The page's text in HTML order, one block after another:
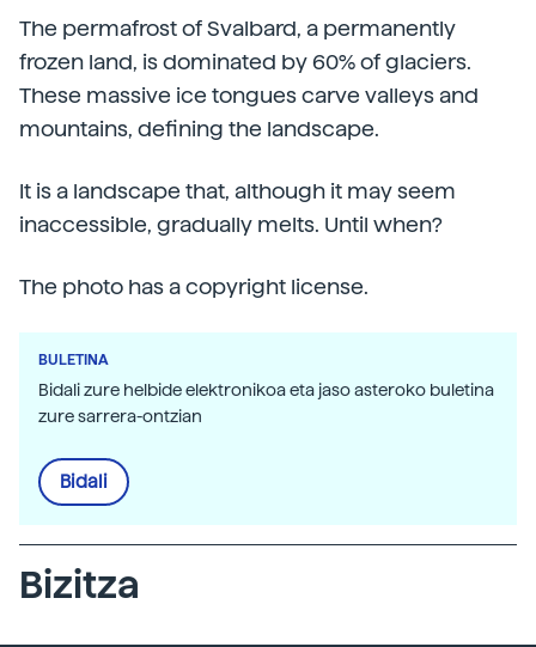
The permafrost of Svalbard, a permanently
frozen land, is dominated by 60% of glaciers.
These massive ice tongues carve valleys and
mountains, defining the landscape.
It is a landscape that, although it may seem
inaccessible, gradually melts. Until when?
The photo has a copyright license.
BULETINA
Bidali zure helbide elektronikoa eta jaso asteroko buletina
zure sarrera-ontzian
Bidali
Bizitza